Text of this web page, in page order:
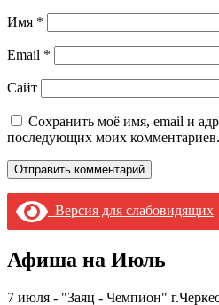
Имя *
Email *
Сайт
Сохранить моё имя, email и
последующих моих комментариев.
Версия для слабовидящих
Афиша на Июль
7 июля - "Заяц - Чемпион"